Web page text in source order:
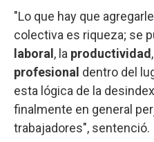
"Lo que hay que
colectiva es riqueza; se
laboral , la productividad
profesional dentro del
esta lógica de la
finalmente en general
trabajadores", sentenció.